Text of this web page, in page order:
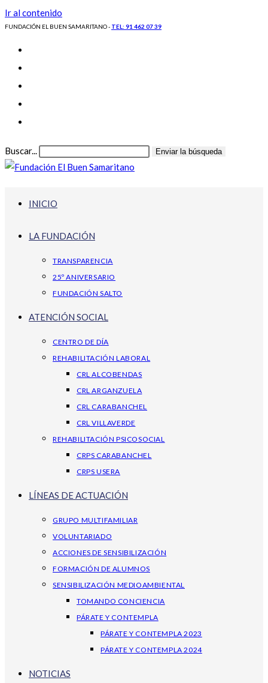
Ir al contenido
FUNDACIÓN EL BUEN SAMARITANO - TEL: 91 462 07 39
Buscar... Enviar la búsqueda
INICIO
LA FUNDACIÓN
TRANSPARENCIA
25º ANIVERSARIO
FUNDACIÓN SALTO
ATENCIÓN SOCIAL
CENTRO DE DÍA
REHABILITACIÓN LABORAL
CRL ALCOBENDAS
CRL ARGANZUELA
CRL CARABANCHEL
CRL VILLAVERDE
REHABILITACIÓN PSICOSOCIAL
CRPS CARABANCHEL
CRPS USERA
LÍNEAS DE ACTUACIÓN
GRUPO MULTIFAMILIAR
VOLUNTARIADO
ACCIONES DE SENSIBILIZACIÓN
FORMACIÓN DE ALUMNOS
SENSIBILIZACIÓN MEDIOAMBIENTAL
TOMANDO CONCIENCIA
PÁRATE Y CONTEMPLA
PÁRATE Y CONTEMPLA 2023
PÁRATE Y CONTEMPLA 2024
NOTICIAS